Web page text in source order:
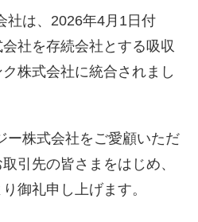
社は、2026年4月1日付
社を存続会社とする吸収
株式会社に統合されまし
ー株式会社をご愛顧いただ
引先の皆さまをはじめ、
御礼申し上げます。